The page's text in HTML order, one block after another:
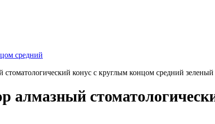
средний
стоматологический конус с круглым концом средний зеленый
алмазный